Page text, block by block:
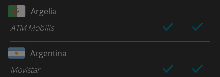
Argelia
ATM Mobilis
Argentina
Movistar